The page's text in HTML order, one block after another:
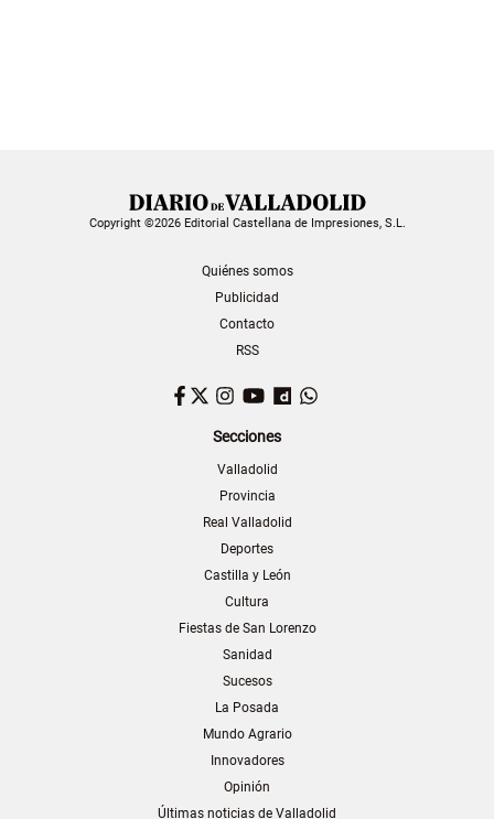
Copyright ©2026 Editorial Castellana de Impresiones, S.L.
Quiénes somos
Publicidad
Contacto
RSS
Facebook
TwitterInstagram
YouTubeDailymotion
Secciones
Valladolid
Provincia
Real Valladolid
Deportes
Castilla y León
Cultura
Fiestas de San Lorenzo
Sanidad
Sucesos
La Posada
Mundo Agrario
Innovadores
Opinión
Últimas noticias de Valladolid